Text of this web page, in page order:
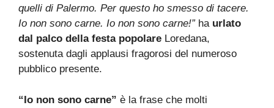
quelli di Palermo. Per questo ho smesso di tacere.
Io non sono carne. Io non sono carne!”ha urlato
dal palco della festa popolare Loredana,
sostenuta dagli applausi fragorosi del numeroso
pubblico presente.
“Io non sono carne” è la frase che molti